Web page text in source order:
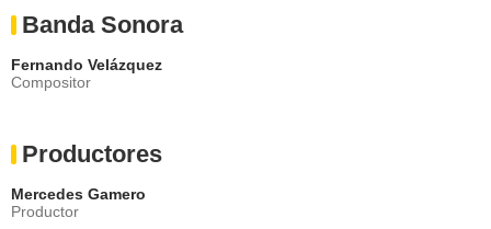
Banda Sonora
Fernando Velázquez
Compositor
Productores
Mercedes Gamero
Productor